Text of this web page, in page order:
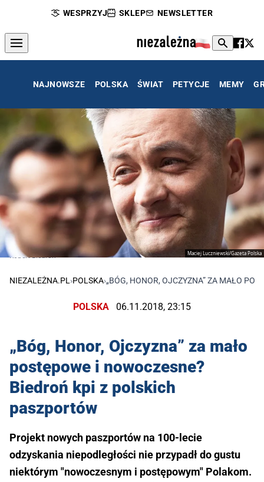
WESPRZYJ SKLEP NEWSLETTER
NAJNOWSZE POLSKA ŚWIAT PETYCJE MEMY
Maciej Luczniewski/Gazeta Polska
Robert Biedroń
NIEZALEŻNA.PL ›POLSKA›„BÓG, HONOR, OJCZYZNA” ZA MAŁO
POLSKA 06.11.2018, 23:15
„Bóg, Honor, Ojczyzna” za mało
postępowe i nowoczesne?
Biedroń kpi z polskich
paszportów
Projekt nowych paszportów na 100-lecie
odzyskania niepodległości nie przypadł do gustu
niektórym "nowoczesnym i postępowym" Polakom.